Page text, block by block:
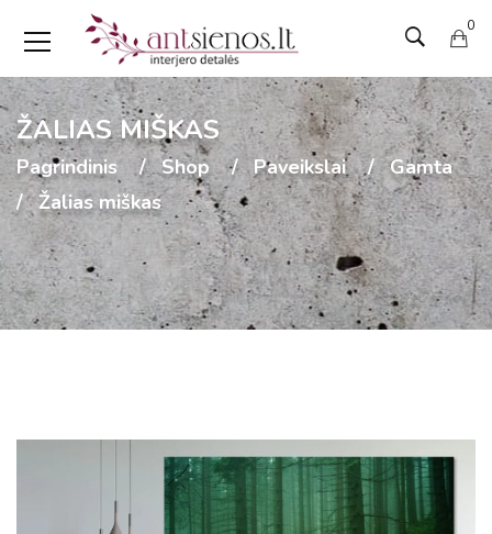
0
ŽALIAS MIŠKAS
Pagrindinis Shop Paveikslai
Gamta
Žalias miškas